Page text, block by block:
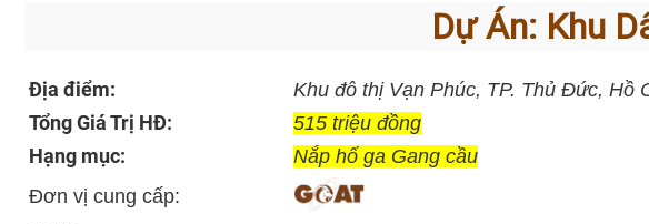
Dự Án: Khu
Địa điểm: Khu đô thị Vạn Phúc, TP. Thủ Đức, Hồ
Tổng Giá Trị HĐ: 515 triệu đồng
Hạng mục:
Nắp hố ga Gang cầu
Đơn vị cung cấp: